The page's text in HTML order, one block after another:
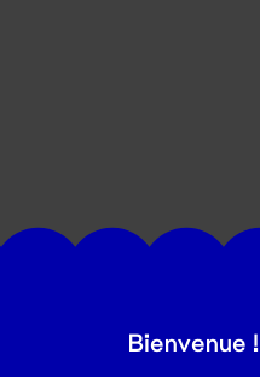
Bienvenue !